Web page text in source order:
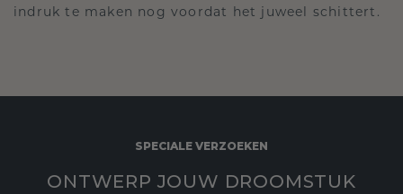
indruk te maken nog voordat het juweel schittert.
SPECIALE VERZOEKEN
ONTWERP JOUW DROOMSTUK